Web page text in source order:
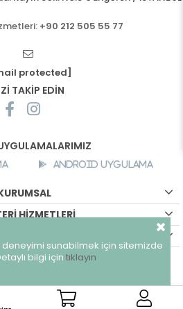
+90 212 505 55 77
protected]
TAKİP EDİN
Android Uygulama
HİZMETLERİ
- Tüm hakları saklıdır.
deneyimi sunabilmek için sitemizde
bilgi için tıklayın